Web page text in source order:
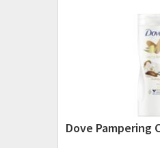
Dove Pampering